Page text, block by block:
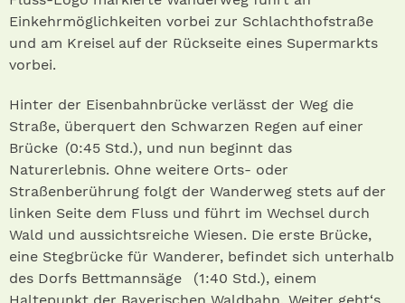
Einkehrmöglichkeiten vorbei zur Schlachthofstraße
und am Kreisel auf der Rückseite eines Supermarkts
vorbei.
Hinter der Eisenbahnbrücke verlässt der Weg die
Straße, überquert den Schwarzen Regen auf einer
Brücke (0:45 Std.), und nun beginnt das
Naturerlebnis. Ohne weitere Orts- oder
Straßenberührung folgt der Wanderweg stets auf der
linken Seite dem Fluss und führt im Wechsel durch
Wald und aussichtsreiche Wiesen. Die erste Brücke,
eine Stegbrücke für Wanderer, befindet sich unterhalb
des Dorfs Bettmannsäge (1:40 Std.), einem